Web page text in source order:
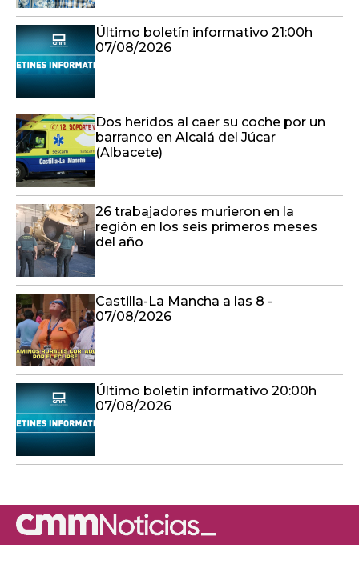
Último boletín informativo 21:00h
07/08/2026
Dos heridos al caer su coche por un
barranco en Alcalá del Júcar
(Albacete)
26 trabajadores murieron en la
región en los seis primeros meses
del año
Castilla-La Mancha a las 8 -
07/08/2026
Último boletín informativo 20:00h
07/08/2026